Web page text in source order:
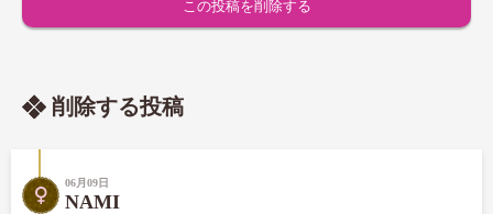
削除する投稿
06月09日
NAMI